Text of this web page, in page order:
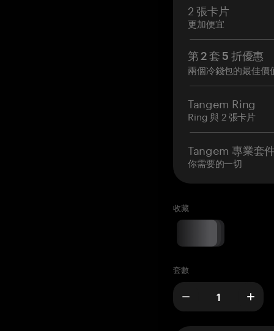
2 張卡片
更加便宜
第 2 套 5 折優惠
兩個冷錢包的最佳價
Tangem Ring
Ring 與 2 張卡片
Tangem 專業套
你需要的一切
收藏
套數